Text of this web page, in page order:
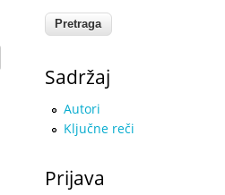
Sadržaj
Autori
Ključne reči
Prijava